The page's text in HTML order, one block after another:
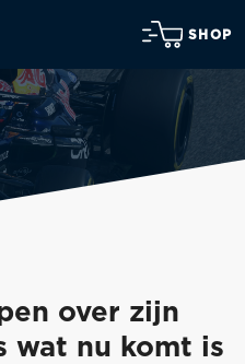
SHOP
over zijn
wat nu komt is